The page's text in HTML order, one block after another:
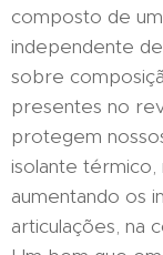
composto de
independente
sobre
presentes no
protegem
isolante térmico,
aumentando os
articulações, na